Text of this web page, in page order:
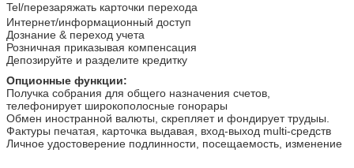
Tel/перезаряжать карточки перехода
Интернет/информационный доступ
Дознание & переход учета
Розничная приказывая компенсация
Депозируйте и разделите кредитку
Опционные функции:
Получка собрания для общего назначения счетов,
телефонирует широкополосные гонорары
Обмен иностранной валюты, скрепляет и фондирует трудыы.
Фактуры печатая, карточка выдавая, вход-выход multi-средств
Личное удостоверение подлинности, посещаемость, изменение